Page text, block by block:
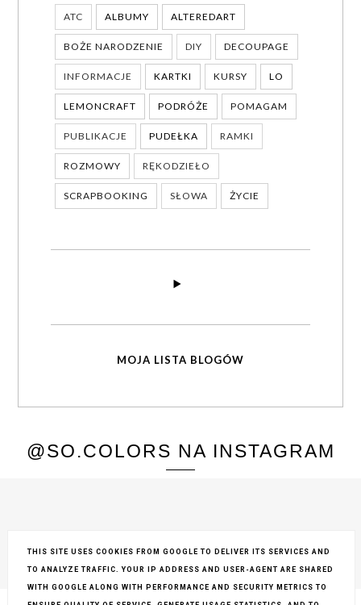
ATC ALBUMY ALTEREDART
BOŻE NARODZENIE DIY DECOUPAGE
INFORMACJE KARTKI KURSY LO
LEMONCRAFT PODRÓŻE POMAGAM
PUBLIKACJE PUDEŁKA RAMKI
ROZMOWY RĘKODZIEŁO
SCRAPBOOKING SŁOWA ŻYCIE
MOJA LISTA BLOGÓW
@SO.COLORS NA INSTAGRAM
COPYRIGHT ©SO COLORS, BLOGGER
BLOG DESIGN:
THIS SITE USES COOKIES FROM GOOGLE TO DELIVER ITS SERVICES AND
TO ANALYZE TRAFFIC. YOUR IP ADDRESS AND USER-AGENT ARE SHARED
WITH GOOGLE ALONG WITH PERFORMANCE AND SECURITY METRICS TO